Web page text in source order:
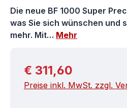
Die neue BF 1000 Super
was Sie sich wünschen und
mehr. Mit… Mehr
Regulärer Preis:
€ 311,60
Preise inkl. MwSt. zzgl.